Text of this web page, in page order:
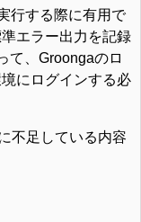
行する際に有用で
エラー出力を記録
て、Groongaのロ
にログインする必
不足している内容